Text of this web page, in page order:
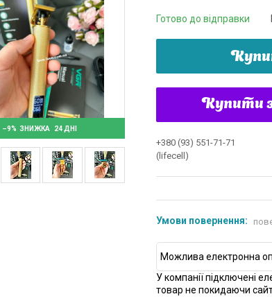
–9% 24 ДНІ
Готово до відправки
Купити
+380 (93) 551-71-71
(lifecell)
У компанії підключені
товар не покидаючи